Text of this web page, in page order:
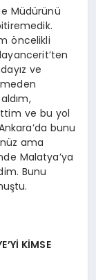
Müdürünü
öncelikli
ve
ve bu yol
bunu
ama
Malatya’ya
Bunu
KİMSE